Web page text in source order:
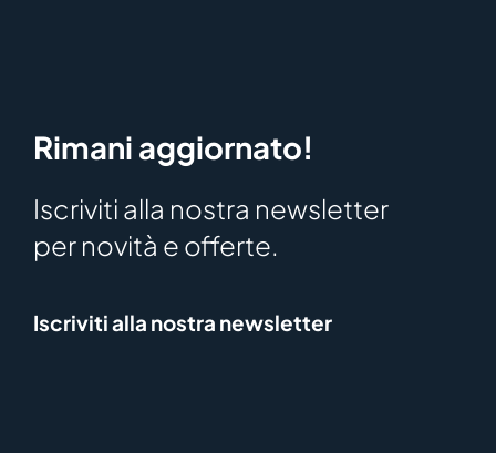
Rimani aggiornato!
Iscriviti alla nostra newsletter
per novità e offerte.
Iscriviti alla nostra newsletter